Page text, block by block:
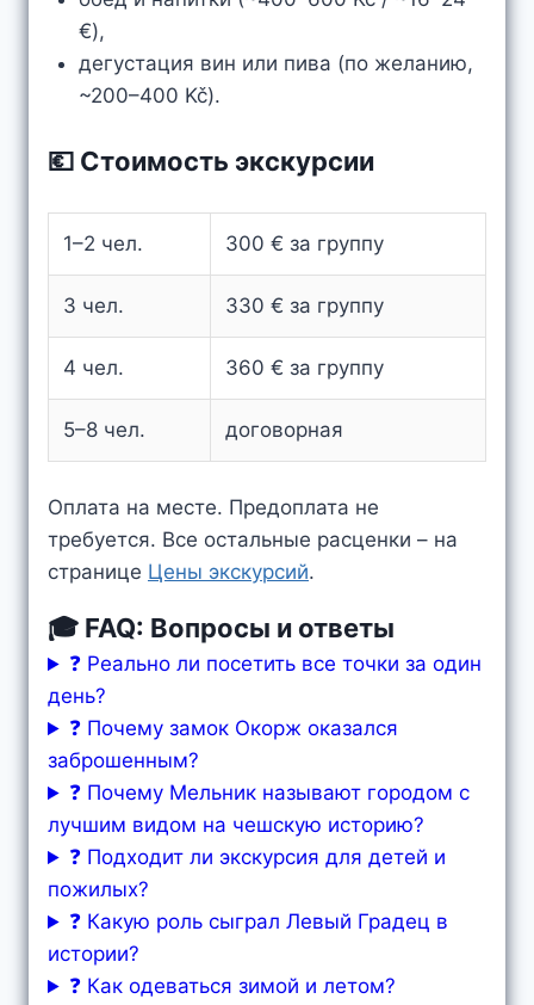
€),
дегустация вин или пива (по желанию,
~200–400 Kč).
💶 Стоимость экскурсии
1–2 чел. 300 € за группу
3 чел. 330 € за группу
4 чел. 360 € за группу
5–8 чел. договорная
Оплата на месте. Предоплата не
требуется. Все остальные расценки – на
странице Цены экскурсий.
🎓 FAQ: Вопросы и ответы
❓ Реально ли посетить все точки за один
день?
❓ Почему замок Окорж оказался
заброшенным?
❓ Почему Мельник называют городом с
лучшим видом на чешскую историю?
❓ Подходит ли экскурсия для детей и
пожилых?
❓ Какую роль сыграл Левый Градец в
истории?
❓ Как одеваться зимой и летом?